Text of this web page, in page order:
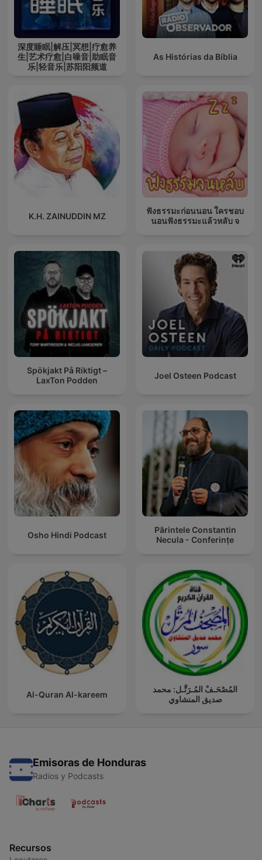
深度睡眠|解压|冥想|疗愈养
生|艺术疗愈|白噪音|助眠音
乐|轻音乐|苏阳阳频道
As Histórias da Bíblia
K.H. ZAINUDDIN MZ
ฟังธรรมะก่อนนอน ใครชอบ
นอนฟังธรรมะแล้วหลับ จ
Spökjakt På Riktigt –
LaxTon Podden
Joel Osteen Podcast
Osho Hindi Podcast
Părintele Constantin
Necula - Conferințe
Al-Quran Al-kareem
المُصْحَـفْ المُـرَتَّـل: محمد
صديق المنشاوي
Emisoras de Honduras
Radios y Podcasts
Recursos